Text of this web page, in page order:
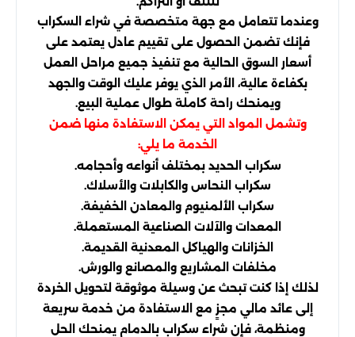
وعندما تتعامل مع جهة متخصصة في شراء السكراب
فإنك تضمن الحصول على تقييم عادل يعتمد على
أسعار السوق الحالية مع تنفيذ جميع مراحل العمل
بكفاءة عالية، الأمر الذي يوفر عليك الوقت والجهد
ويمنحك راحة كاملة طوال عملية البيع.
وتشمل المواد التي يمكن الاستفادة منها ضمن
الخدمة ما يلي:
سكراب الحديد بمختلف أنواعه وأحجامه.
سكراب النحاس والكابلات والأسلاك.
سكراب الألمنيوم والمعادن الخفيفة.
المعدات والآلات الصناعية المستعملة.
الخزانات والهياكل المعدنية القديمة.
مخلفات المشاريع والمصانع والورش.
لذلك إذا كنت تبحث عن وسيلة موثوقة لتحويل الخردة
إلى عائد مالي مجزٍ مع الاستفادة من خدمة سريعة
ومنظمة، فإن شراء سكراب بالدمام يمنحك الحل